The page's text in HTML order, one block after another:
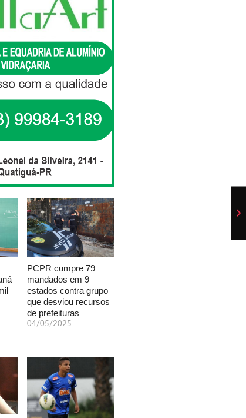
PCPR cumpre 79
mandados em 9
estados contra grupo
que desviou recursos
de prefeituras
04/05/2025